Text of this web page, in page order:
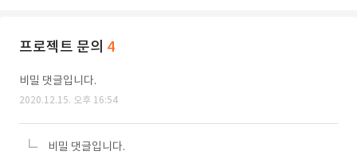
프로젝트 문의 4
비밀 댓글입니다.
2020.12.15. 오후 16:54
비밀 댓글입니다.